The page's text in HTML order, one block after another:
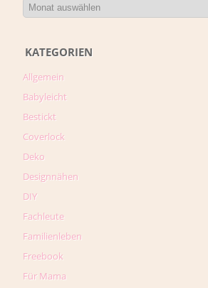
KATEGORIEN
Allgemein
Babyleicht
Bestickt
Coverlock
Deko
Designnähen
DIY
Fachleute
Familienleben
Freebook
Für Mama